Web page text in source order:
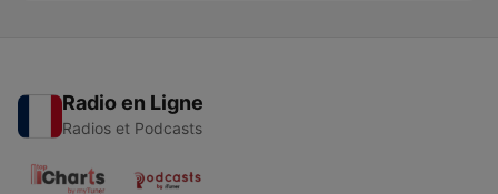
Radio en Ligne
Radios et Podcasts